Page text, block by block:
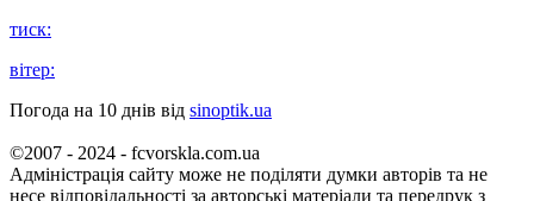
тиск:
вітер:
Погода на 10 днів від sinoptik.ua
©2007 - 2024 - fcvorskla.com.ua
Адміністрація сайту може не поділяти думки авторів та не
несе відповідальності за авторські матеріали та передрук з